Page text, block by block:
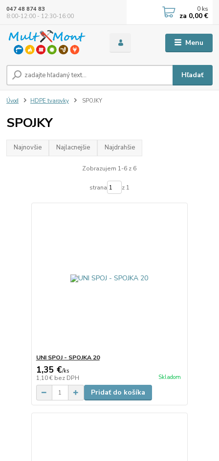
Menu
Hľadať
047 48 874 83
8:00-12:00 - 12:30-16:00
0 ks
za 0,00 €
Úvod HDPE tvarovky SPOJKY
SPOJKY
Najnovšie Najlacnejšie Najdrahšie
Zobrazujem 1-6 z 6
strana z 1
UNI SPOJ - SPOJKA 20
1,35 €/ks
1,10 € bez DPH Skladom
Pridať do košíka